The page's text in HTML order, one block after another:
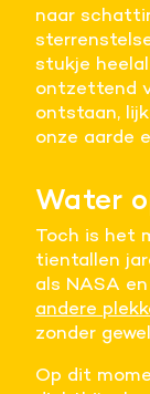
naar
stukje
ontzettend
ontstaan,
onze aarde
Water
Toch is het
tientallen
als NASA
andere
zonder
Op dit